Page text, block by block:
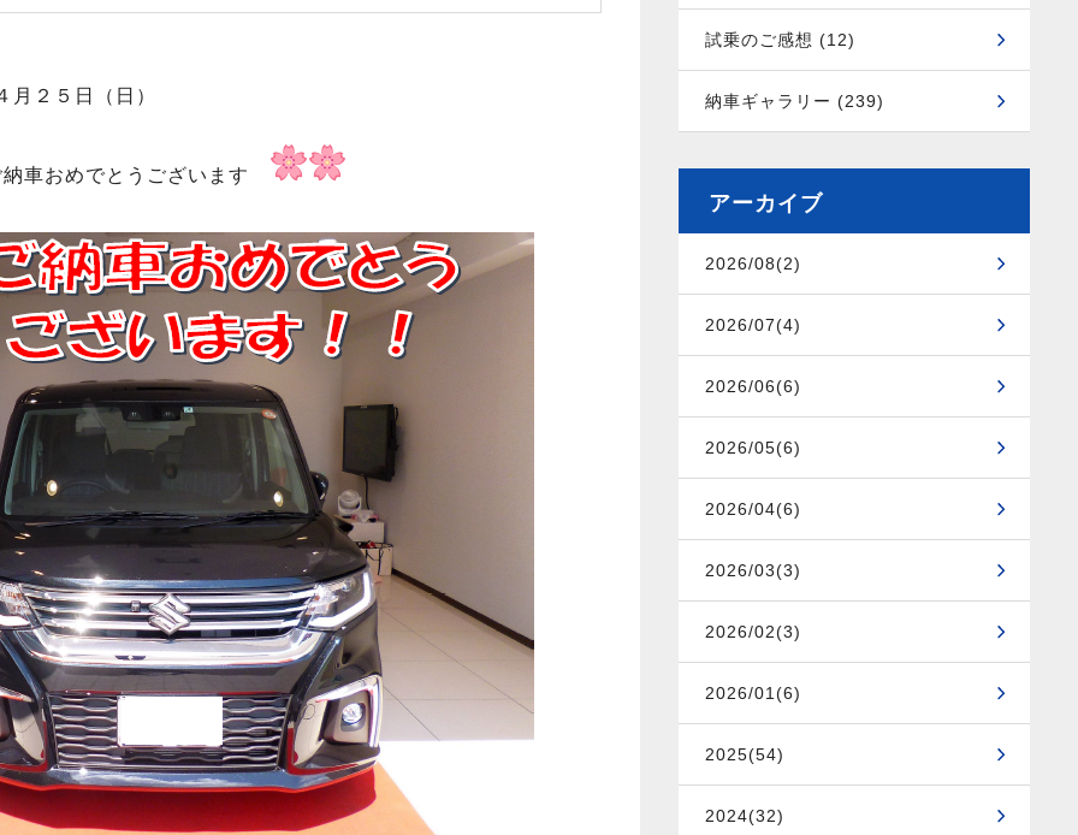
月２５日（日）
おめでとうございます
試乗のご感想 (12)
納車ギャラリー (239)
アーカイブ
2026/08(2)
2026/07(4)
2026/06(6)
2026/05(6)
2026/04(6)
2026/03(3)
2026/02(3)
2026/01(6)
2025(54)
2024(32)